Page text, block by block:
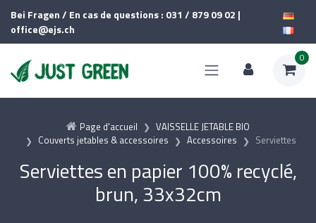
Bei Fragen / En cas de questions : 031 / 879 09 02 |
office@ejs.ch
0
Page d'accueil
VAISSELLE JETABLE BIO
Couverts jetables & accessoires
Accessoires Serviettes
Serviettes en papier 100% recyclé,
brun, 33x32cm